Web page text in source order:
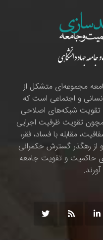
مجموعه‌ای متشکل از
و اجتماعی است که
تقویت شبکه‌های اصلاحی
تقویت ظرفیت اجرایی
مقابله با فساد، فقر،
و از رهگذر گسترش حکمرانی
حاکمیت و تقویت جامعه